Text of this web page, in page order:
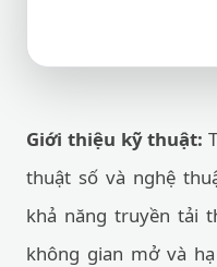
Giới thiệu kỹ thuật:
thuật số và nghệ
khả năng truyền tải
không gian mở và